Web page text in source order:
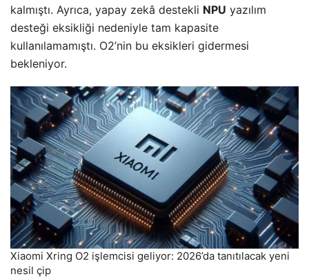
kalmıştı. Ayrıca, yapay zekâ destekli NPU yazılım
desteği eksikliği nedeniyle tam kapasite
kullanılamamıştı. O2’nin bu eksikleri gidermesi
bekleniyor.
Xiaomi Xring O2 işlemcisi geliyor: 2026’da tanıtılacak yeni
nesil çip